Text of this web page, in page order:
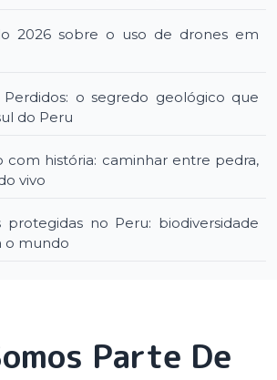
2026 sobre o uso de drones em
o segredo geológico que
do Peru
com história: caminhar entre pedra,
vivo
protegidas no Peru: biodiversidade
o mundo
Parte De